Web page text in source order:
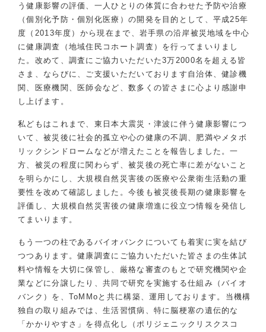
う健康影響の評価、一人ひとりの体質に合わせた予防や治療
（個別化予防・個別化医療）の開発を目的として、平成25年
度（2013年度）から現在まで、岩手県の沿岸被災地域を中心
に健康調査（地域住民コホート調査）を行ってまいりまし
た。改めて、調査にご協力いただいた3万2000名を超える皆
さま、ならびに、ご支援いただいております自治体、健診機
関、医療機関、医師会など、数多くの皆さまに心より感謝申
し上げます。
私どもはこれまで、東日本大震災・津波に伴う健康影響につ
いて、被災後に社会的孤立や心の健康の不調、肥満やメタボ
リックシンドロームなどが増えたことを報告しました。一
方、被災の程度に関わらず、被災後の死亡率に差がないこと
を明らかにし、大規模自然災害後の医療や公衆衛生活動の重
要性を改めて確認しました。今後も被災後長期の健康影響を
評価し、大規模自然災害後の健康増進に役立つ情報を発信し
てまいります。
もう一つの柱であるバイオバンクについても着実に実を結び
つつあります。健康調査にご協力いただいた皆さまの生体試
料や情報を大切に保管し、厳格な審査のもとで研究機関や企
業などに分譲したり、共同で研究を実施する仕組み（バイオ
バンク）を、ToMMoと共に構築、運用しております。当機構
独自の取り組みでは、生活習慣病、特に脳梗塞の遺伝的な
「かかりやすさ」を得点化し（ポリジェニックリスクスコ